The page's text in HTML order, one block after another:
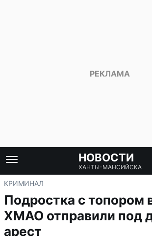
НОВОСТИ
ХАНТЫ-МАНСИЙСКА
КРИМИНАЛ
Подростка с топором
ХМАО отправили под
арест